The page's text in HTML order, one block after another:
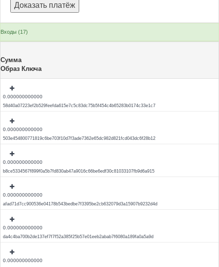
Входы (17)
Сумма
Образ Ключа
0.000000000000
58d40a07223ef2b529feefda615e7c5c83dc75b5f454c4b65283b0174c33e1c7
0.000000000000
503e454800771819c6be703f10d7f3ade7362e65dc982d821fcd043dc6f28b12
0.000000000000
b8ce5334567f899f0a5b7fd830ab47a9016c66be6edf30c81033107fb9d6a915
0.000000000000
afad71d7cc900536e04178b543bedbe7f3395be2cb632079d3a15907b9232d4d
0.000000000000
da4c4ba700b2de137ef7f7f52a385f25b57e01eeb2abab7f6080a189fa0a5a9d
0.000000000000